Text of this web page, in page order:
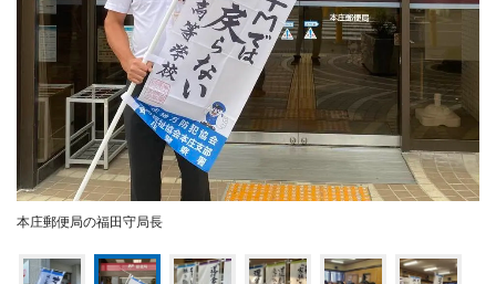
本庄郵便局の福田守局長